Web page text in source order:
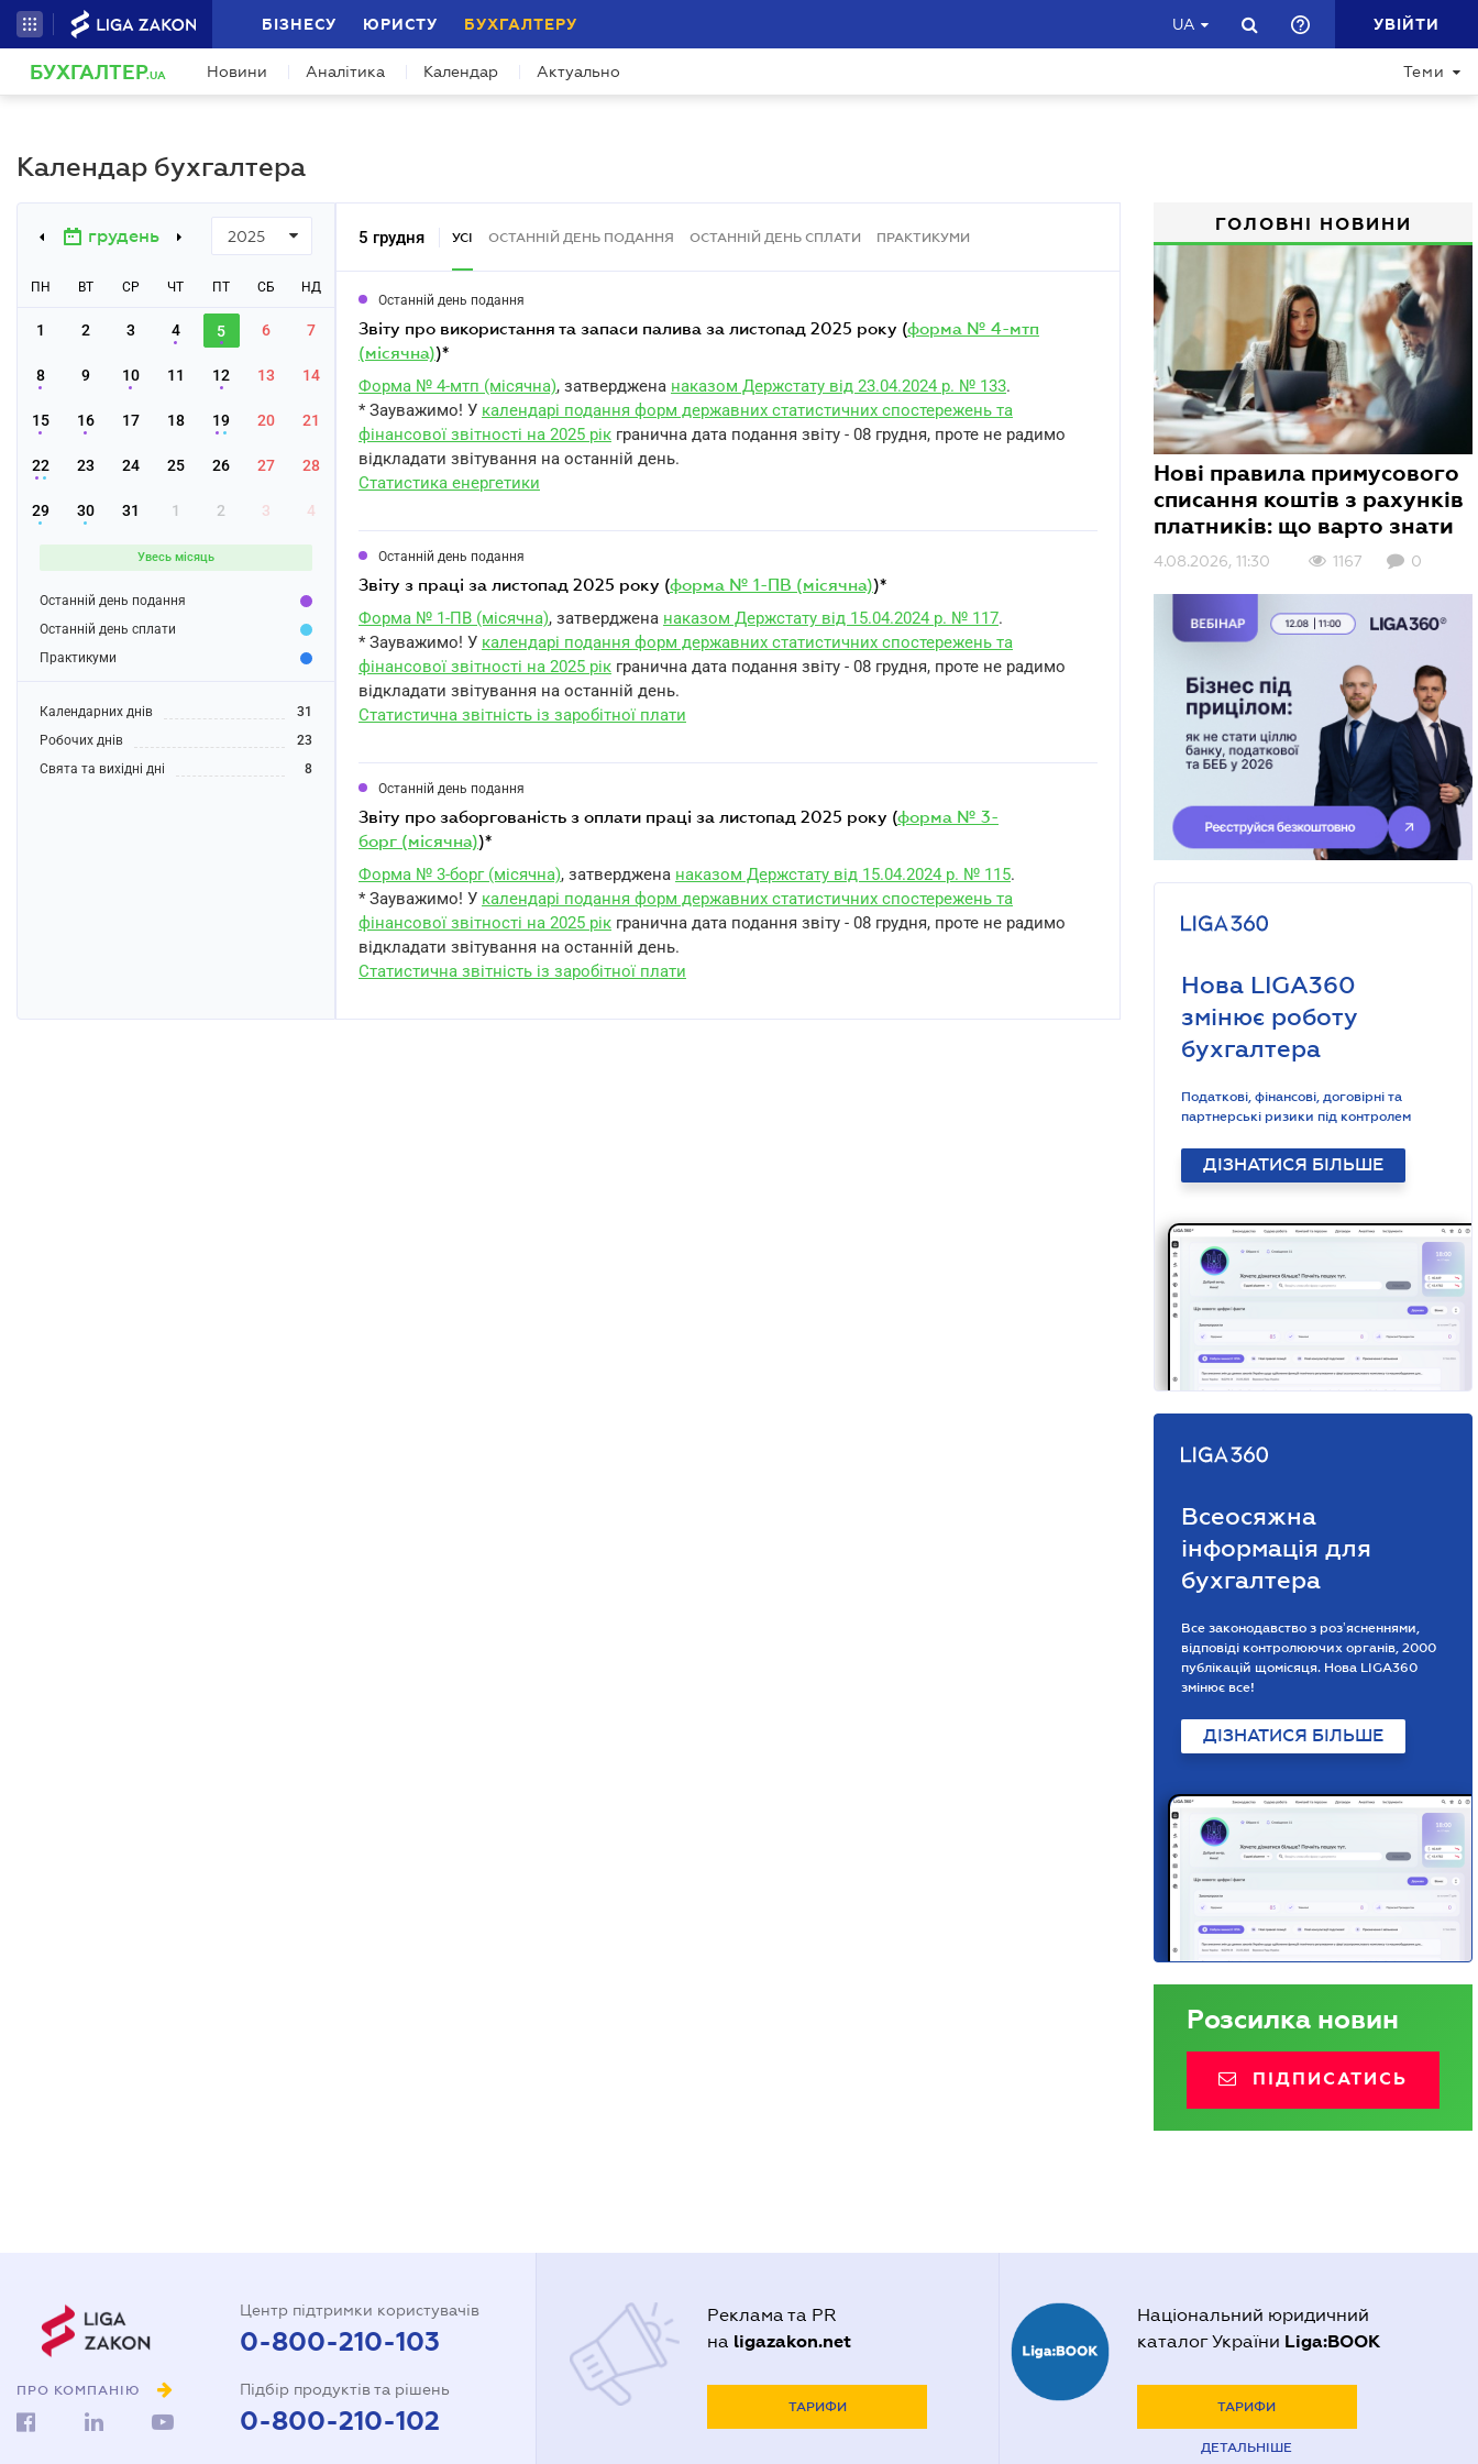
БІЗНЕСУ ЮРИСТУ БУХГАЛТЕРУ UA УВІЙТИ
БУХГАЛТЕР.UA Новини Аналітика Календар Актуально Теми
Календар бухгалтера
грудень 2025
ПН ВТ СР ЧТ ПТ СБ НД
1 2 3 4 5 6 7
8 9 10 11 12 13 14
15 16 17 18 19 20 21
22 23 24 25 26 27 28
29 30 31 1 2 3 4
Увесь місяць
Останній день подання
Останній день сплати
Практикуми
Календарних днів
31
Робочих днів
23
Свята та вихідні дні
8
5 грудня УСІ ОСТАННІЙ ДЕНЬ ПОДАННЯ ОСТАННІЙ ДЕНЬ СПЛАТИ ПРАКТИКУМИ
Останній день подання
звіту про використання та запаси палива за листопад 2025 року (форма № 4-мтп
(місячна))*
Форма № 4-мтп (місячна), затверджена наказом Держстату від 23.04.2024 р. № 133.
* Зауважимо! У календарі подання форм державних статистичних спостережень та
фінансової звітності на 2025 рік гранична дата подання звіту - 08 грудня, проте не радимо
відкладати звітування на останній день.
Статистика енергетики
Останній день подання
звіту з праці за листопад 2025 року (форма № 1-ПВ (місячна))*
Форма № 1-ПВ (місячна), затверджена наказом Держстату від 15.04.2024 р. № 117.
* Зауважимо! У календарі подання форм державних статистичних спостережень та
фінансової звітності на 2025 рік гранична дата подання звіту - 08 грудня, проте не радимо
відкладати звітування на останній день.
Статистична звітність із заробітної плати
Останній день подання
звіту про заборгованість з оплати праці за листопад 2025 року (форма № 3-
борг (місячна))*
Форма № 3-борг (місячна), затверджена наказом Держстату від 15.04.2024 р. № 115.
* Зауважимо! У календарі подання форм державних статистичних спостережень та
фінансової звітності на 2025 рік гранична дата подання звіту - 08 грудня, проте не радимо
відкладати звітування на останній день.
Статистична звітність із заробітної плати
ГОЛОВНІ НОВИНИ
Нові правила примусового
списання коштів з рахунків
платників: що варто знати
4.08.2026, 11:30 1167 0
Нова LIGA360
змінює роботу
бухгалтера
Податкові, фінансові, договірні та
партнерські ризики під контролем
ДІЗНАТИСЯ БІЛЬШЕ
Всеосяжна
інформація для
бухгалтера
Все законодавство з розʼясненнями,
відповіді контролюючих органів, 2000
публікацій щомісяця. Нова LIGA360
змінює все!
ДІЗНАТИСЯ БІЛЬШЕ
Розсилка новин
ПІДПИСАТИСЬ
ПРО КОМПАНІЮ
Центр підтримки користувачів
0-800-210-103
Підбір продуктів та рішень
0-800-210-102
Реклама та PR
на ligazakon.net
ТАРИФИ
Національний юридичний
каталог України Liga:BOOK
ТАРИФИ
ДЕТАЛЬНІШЕ